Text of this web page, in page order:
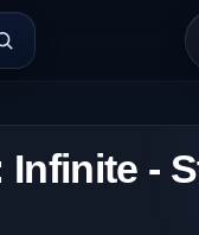
Infinite -